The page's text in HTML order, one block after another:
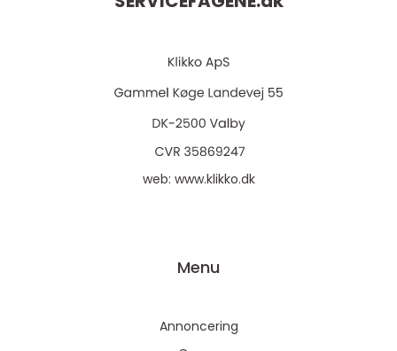
web: www.klikko.dk
Menu
Annoncering